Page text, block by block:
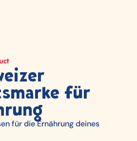
für
für die Ernährung deines